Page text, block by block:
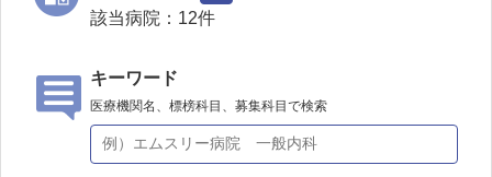
該当病院： 12件
キーワード
医療機関名、標榜科目、募集科目で検索